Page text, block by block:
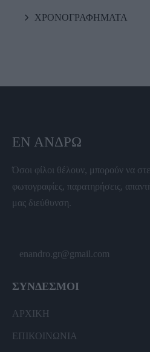
ΧΡΟΝΟΓΡΑΦΗΜΑΤΑ
ΕΝ ΆΝΔΡΩ
Όσοι φίλοι θέλουν, μπορούν να
φωτογραφίες, παρατηρήσεις,
μας διεύθυνση.
enandro.gr@gmail.com
ΣΥΝΔΕΣΜΟΙ
ΑΡΧΙΚΗ
ΕΠΙΚΟΙΝΩΝΙΑ